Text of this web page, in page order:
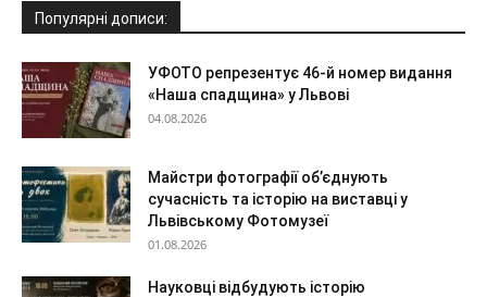
Популярні дописи:
УФОТО репрезентує 46-й номер видання
«Наша спадщина» у Львові
04.08.2026
Майстри фотографії об’єднують
сучасність та історію на виставці у
Львівському Фотомузеї
01.08.2026
Науковці відбудують історію